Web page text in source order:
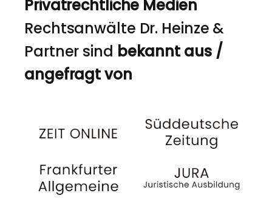
Privatrechtliche Medien
Rechtsanwälte Dr. Heinze &
Partner sind bekannt aus /
angefragt von